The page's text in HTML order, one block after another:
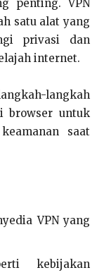
penting. VPN
satu alat yang
privasi dan
internet.
langkah
browser untuk
saat
VPN yang
kebijakan